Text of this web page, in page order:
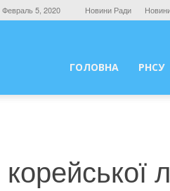
5, 2020 Новини Ради
ГОЛОВНА РНСУ